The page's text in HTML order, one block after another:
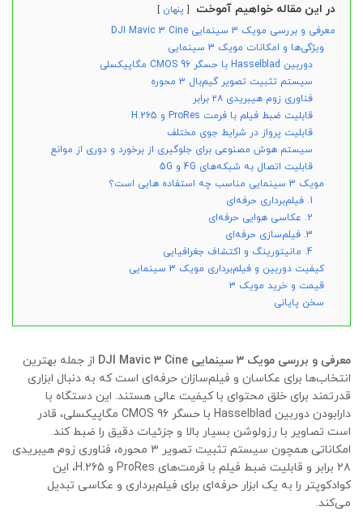
در این مقاله خواهیم آموخت
پنهان
معرفی و بررسی مویک 3 سینمایی DJI Mavic 3 Cine
ویژگی‌ها و امکانات مویک 3 سینمایی
دوربین Hasselblad با حسگر CMOS 96 مگاپیکسلی
سیستم تثبیت تصویر گیم‌بال ۳ محوره
فناوری زوم هیبریدی ۲۸ برابر
قابلیت ضبط فیلم با فرمت ProRes و H.265
قابلیت پرواز در شرایط جوی مختلف
سیستم هوش مصنوعی برای جلوگیری از برخورد و دوری از موانع
قابلیت اتصال به شبکه‌های 4G و 5G
مویک 3 سینمایی مناسب چه استفاده هایی است؟
1. فیلم‌برداری حرفه‌ای
2. عکاسی هوایی حرفه‌ای
3. فیلم‌سازی حرفه‌ای
4. مانیتورینگ و اکتشاف جغرافیایی
کیفیت دوربین و فیلم‌برداری مویک 3 سینمایی
قیمت و خرید مویک ۳
سخن پایانی
معرفی و بررسی مویک 3 سینمایی DJI Mavic 3 Cine
از جمله بهترین
انتخاب‌ها برای عکاسان و فیلم‌سازان حرفه‌ای است که به دنبال ابزاری
قدرتمند برای خلق محتوای با کیفیت عالی هستند. این دستگاه با
دارابودن دوربین Hasselblad با حسگر CMOS 96 مگاپیکسلی، قادر
است تصاویر با رزولوشن بسیار بالا و جزئیات دقیق را ضبط کند.
امکاناتی همچون سیستم تثبیت تصویر ۳ محوره، فناوری زوم هیبریدی
۲۸ برابر و قابلیت ضبط فیلم با فرمت‌های ProRes و H.265، این
کوادکوپتر را به یک ابزار حرفه‌ای برای فیلم‌برداری و عکاسی تبدیل
می‌کند.